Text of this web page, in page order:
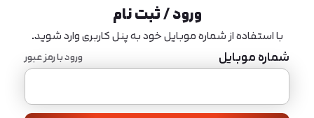
ورود / ثبت نام
با استفاده از شماره موبایل خود به پنل کاربری وارد شوید.
شماره موبایل ورود با رمز عبور